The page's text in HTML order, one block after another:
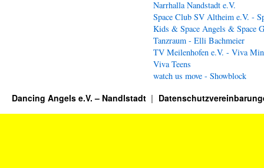
Narrhalla Nandstadt e.V.
Space Club SV Altheim e.V. -
Kids & Space Angels & Space
Tanzraum - Elli Bachmeier
TV Meilenhofen e.V. - Viva
Viva Teens
watch us move - Showblock
Dancing Angels e.V. – Nandlstadt